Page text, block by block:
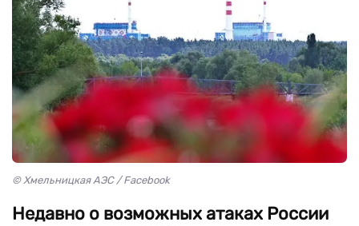
© Хмельницкая АЭС / Facebook
Недавно о возможных атаках России